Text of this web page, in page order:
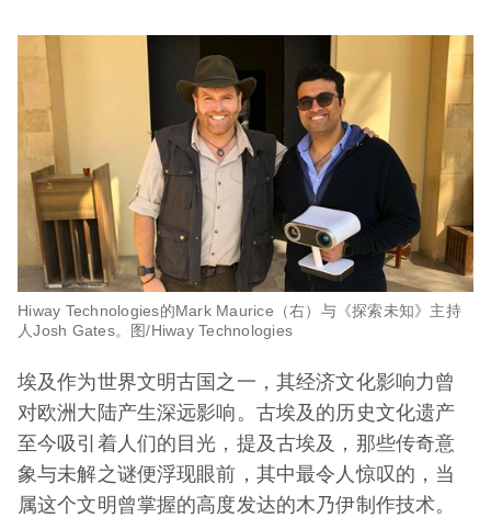
Hiway Technologies的Mark Maurice（右）与《探索未知》主持
人Josh Gates。图/Hiway Technologies
埃及作为世界文明古国之一，其经济文化影响力曾
对欧洲大陆产生深远影响。古埃及的历史文化遗产
至今吸引着人们的目光，提及古埃及，那些传奇意
象与未解之谜便浮现眼前，其中最令人惊叹的，当
属这个文明曾掌握的高度发达的木乃伊制作技术。